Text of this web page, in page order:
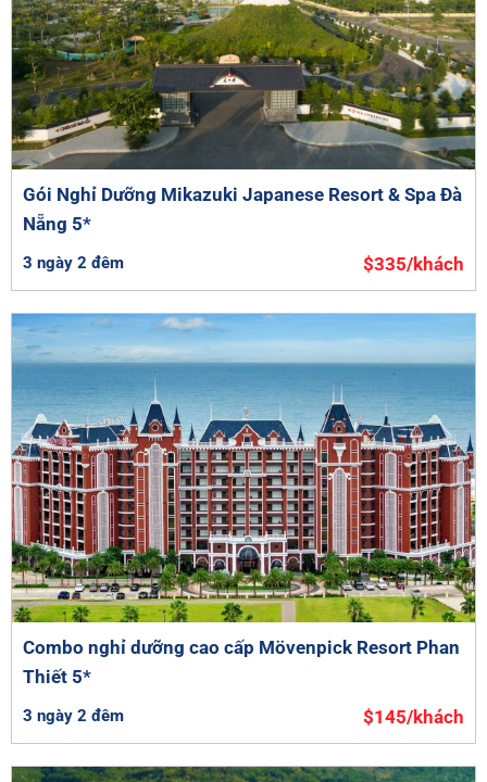
Gói Nghỉ Dưỡng Mikazuki Japanese Resort & Spa Đà
Nẵng 5*
3 ngày 2 đêm $335/khách
Combo nghỉ dưỡng cao cấp Mövenpick Resort Phan
Thiết 5*
3 ngày 2 đêm $145/khách